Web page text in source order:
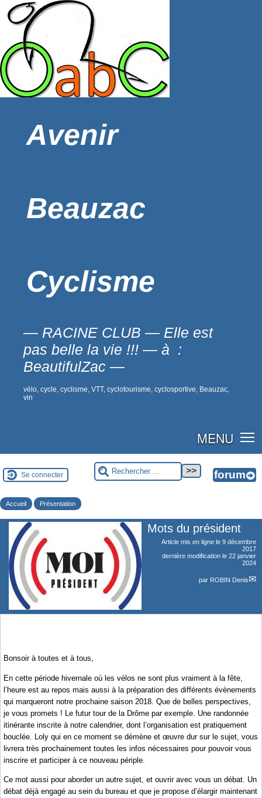
Avenir
Beauzac
Cyclisme
— RACINE CLUB — Elle est
pas belle la vie !!! — à :
BeautifulZac —
vélo, cycle, cyclisme, VTT, cyclotourisme, cyclosportive, Beauzac,
vin
MENU
Se connecter
Accueil Présentation
Mots du président
Article mis en ligne le 9 décembre
2017
dernière modification le 22 janvier
2024
par ROBIN Denis
Bonsoir à toutes et à tous,
En cette période hivernale où les vélos ne sont plus vraiment à la fête,
l’heure est au repos mais aussi à la préparation des différents évènements
qui marqueront notre prochaine saison 2018. Que de belles perspectives,
je vous promets ! Le futur tour de la Drôme par exemple. Une randonnée
itinérante inscrite à notre calendrier, dont l’organisation est pratiquement
bouclée. Loly qui en ce moment se démène et œuvre dur sur le sujet, vous
livrera très prochainement toutes les infos nécessaires pour pouvoir vous
inscrire et participer à ce nouveau périple.
Ce mot aussi pour aborder un autre sujet, et ouvrir avec vous un débat. Un
débat déjà engagé au sein du bureau et que je propose d’élargir maintenant